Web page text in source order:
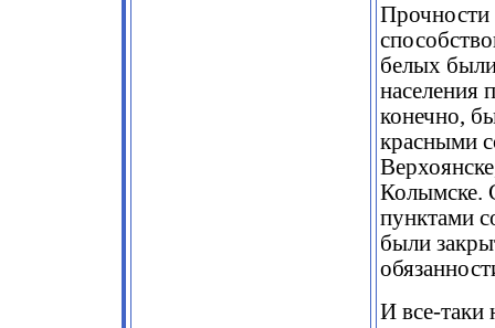
Прочности
белых
населения
конечно,
красными
Колымске.
пунктами
были
И все-таки